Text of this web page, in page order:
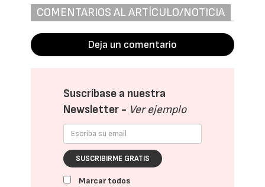
COMENTARIOS AL ARTÍCULO/NOTICIA
Deja un comentario
Suscríbase a nuestra
Newsletter - Ver ejemplo
SUSCRIBIRME GRATIS
Marcar todos